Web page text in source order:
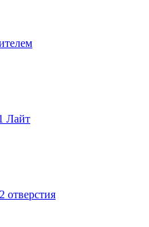
Лайт
отверстия